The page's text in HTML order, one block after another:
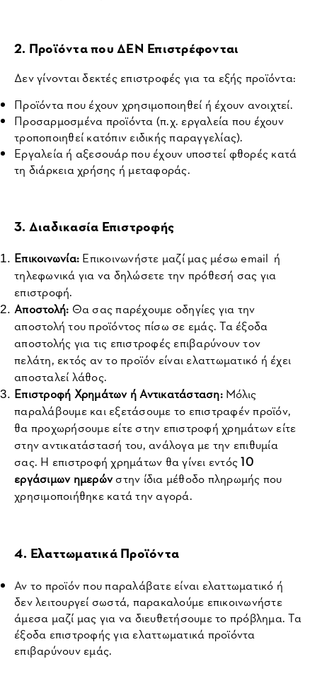
2. Προϊόντα που ΔΕΝ Επιστρέφονται
Δεν γίνονται δεκτές επιστροφές για τα εξής προϊόντα:
Προϊόντα που έχουν χρησιμοποιηθεί ή έχουν ανοιχτεί.
Προσαρμοσμένα προϊόντα (π.χ. εργαλεία που έχουν
τροποποιηθεί κατόπιν ειδικής παραγγελίας).
Εργαλεία ή αξεσουάρ που έχουν υποστεί φθορές κατά
τη διάρκεια χρήσης ή μεταφοράς.
3. Διαδικασία Επιστροφής
Επικοινωνία: Επικοινωνήστε μαζί μας μέσω email  ή
τηλεφωνικά για να δηλώσετε την πρόθεσή σας για
επιστροφή.
Αποστολή: Θα σας παρέχουμε οδηγίες για την
αποστολή του προϊόντος πίσω σε εμάς. Τα έξοδα
αποστολής για τις επιστροφές επιβαρύνουν τον
πελάτη, εκτός αν το προϊόν είναι ελαττωματικό ή έχει
αποσταλεί λάθος.
Επιστροφή Χρημάτων ή Αντικατάσταση: Μόλις
παραλάβουμε και εξετάσουμε το επιστραφέν προϊόν,
θα προχωρήσουμε είτε στην επιστροφή χρημάτων είτε
στην αντικατάστασή του, ανάλογα με την επιθυμία
σας. Η επιστροφή χρημάτων θα γίνει εντός 10
εργάσιμων ημερών στην ίδια μέθοδο πληρωμής που
χρησιμοποιήθηκε κατά την αγορά.
4. Ελαττωματικά Προϊόντα
Αν το προϊόν που παραλάβατε είναι ελαττωματικό ή
δεν λειτουργεί σωστά, παρακαλούμε επικοινωνήστε
άμεσα μαζί μας για να διευθετήσουμε το πρόβλημα. Τα
έξοδα επιστροφής για ελαττωματικά προϊόντα
επιβαρύνουν εμάς.